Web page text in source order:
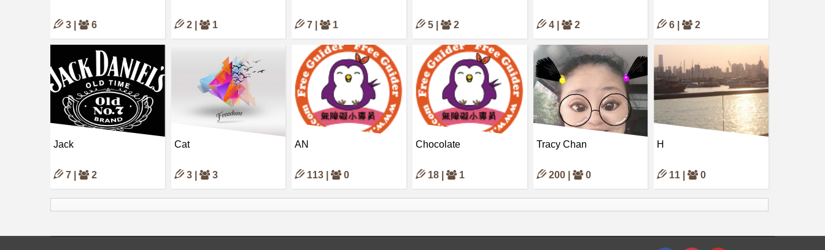
3 | 6 2 | 1 7 | 1 5 | 2 4 | 2 6 | 2
Jack
7 | 2
Cat
3 | 3
AN
113 | 0
Chocolate
18 | 1
Tracy Chan
200 | 0
H
11 | 0